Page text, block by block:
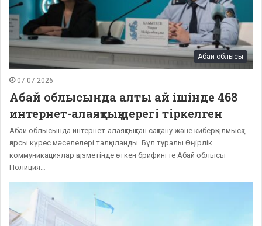
Абай облысы
07.07.2026
Абай облысында алты ай ішінде 468
интернет-алаяқтық дерегі тіркелген
Абай облысында интернет-алаяқтықтан сақтану және киберқылмысқа
қарсы күрес мәселелері талқыланды. Бұл туралы Өңірлік
коммуникациялар қызметінде өткен брифингте Абай облысы
Полиция…